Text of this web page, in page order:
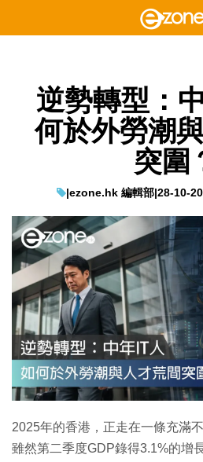
逆勢轉型：
何於外勞潮
突圍
|ezone.hk 編輯部|28-10-
2025年的香港，正走在一條充滿
雖然第二季度GDP錄得3.1%的增